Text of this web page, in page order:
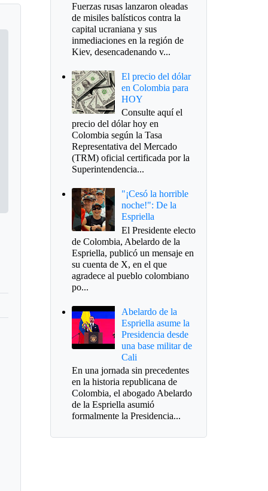
Fuerzas rusas lanzaron oleadas
de misiles balísticos contra la
capital ucraniana y sus
inmediaciones en la región de
Kiev, desencadenando v...
El precio del dólar
en Colombia para
HOY
Consulte aquí el
precio del dólar hoy en
Colombia según la Tasa
Representativa del Mercado
(TRM) oficial certificada por la
Superintendencia...
"¡Cesó la horrible
noche!": De la
Espriella
El Presidente electo
de Colombia, Abelardo de la
Espriella, publicó un mensaje en
su cuenta de X, en el que
agradece al pueblo colombiano
po...
Abelardo de la
Espriella asume la
Presidencia desde
una base militar de
Cali
En una jornada sin precedentes
en la historia republicana de
Colombia, el abogado Abelardo
de la Espriella asumió
formalmente la Presidencia...